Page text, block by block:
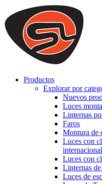
We use cookies to ensure that
on our website. By continuing
that cookies are used to help
to offer you a better
you can disable cookies, you
Productos
Explorar por
Nuevos
Luces
Linternas
Faros
Montura de
Luces con
internacional
Luces con
Linternas
Luces de